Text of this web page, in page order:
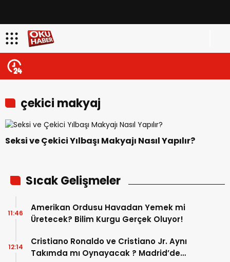
çekici makyaj
Seksi ve Çekici Yılbaşı Makyajı Nasıl Yapılır?
Sıcak Gelişmeler
Amerikan Ordusu Havadan Yemek mi
Üretecek? Bilim Kurgu Gerçek Oluyor!
11:46
Cristiano Ronaldo ve Cristiano Jr. Aynı
Takımda mı Oynayacak ? Madrid’de
12:14